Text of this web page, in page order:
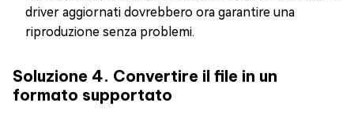
driver aggiornati dovrebbero ora garantire una
riproduzione senza problemi.
Soluzione 4. Convertire il file in un
formato supportato